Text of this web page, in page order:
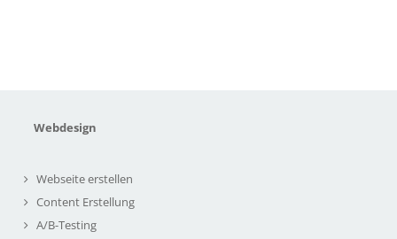
Webdesign
Webseite erstellen
Content Erstellung
A/B-Testing